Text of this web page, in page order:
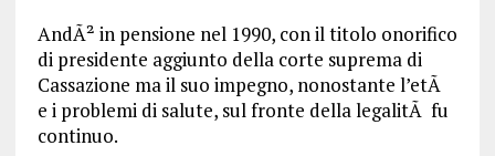
AndÃ² in pensione nel 1990, con il titolo onorifico
di presidente aggiunto della corte suprema di
Cassazione ma il suo impegno, nonostante l’etÃ
e i problemi di salute, sul fronte della legalitÃ fu
continuo.